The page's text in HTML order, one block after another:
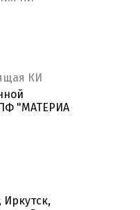
КИ
"МАТЕРИА